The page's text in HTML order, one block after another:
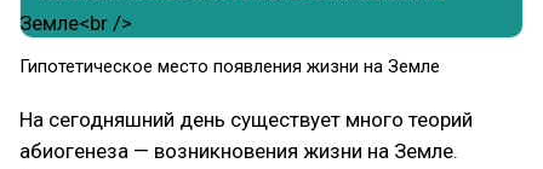
Гипотетическое место появления жизни на Земле
На сегодняшний день существует много теорий
абиогенеза — возникновения жизни на Земле.